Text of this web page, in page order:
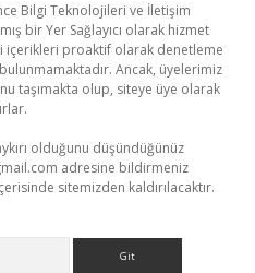
Bilgi Teknolojileri ve İletişim
bir Yer Sağlayıcı olarak hizmet
içerikleri proaktif olarak denetleme
Ancak, üyelerimiz
taşımakta olup, siteye üye olarak
olduğunu düşündüğünüz
adresine bildirmeniz
sitemizden kaldırılacaktır.